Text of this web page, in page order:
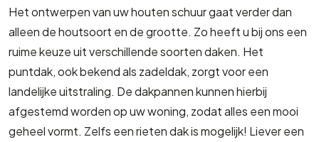
Het ontwerpen van uw houten schuur gaat verder dan
alleen de houtsoort en de grootte. Zo heeft u bij ons een
ruime keuze uit verschillende soorten daken. Het
puntdak, ook bekend als zadeldak, zorgt voor een
landelijke uitstraling. De dakpannen kunnen hierbij
afgestemd worden op uw woning, zodat alles een mooi
geheel vormt. Zelfs een rieten dak is mogelijk! Liever een